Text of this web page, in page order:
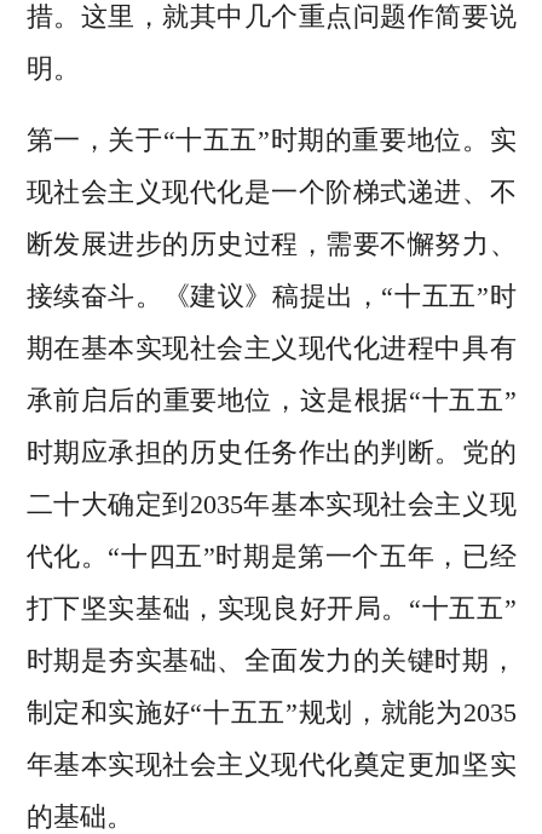
措。这里，就其中几个重点问题作简要说
明。
第一，关于“十五五”时期的重要地位。实
现社会主义现代化是一个阶梯式递进、不
断发展进步的历史过程，需要不懈努力、
接续奋斗。《建议》稿提出，“十五五”时
期在基本实现社会主义现代化进程中具有
承前启后的重要地位，这是根据“十五五”
时期应承担的历史任务作出的判断。党的
二十大确定到2035年基本实现社会主义现
代化。“十四五”时期是第一个五年，已经
打下坚实基础，实现良好开局。“十五五”
时期是夯实基础、全面发力的关键时期，
制定和实施好“十五五”规划，就能为2035
年基本实现社会主义现代化奠定更加坚实
的基础。